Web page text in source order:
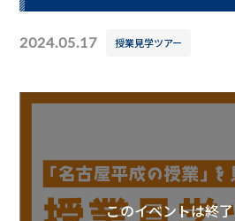
2024.05.17 授業見学ツアー
このイベントは終